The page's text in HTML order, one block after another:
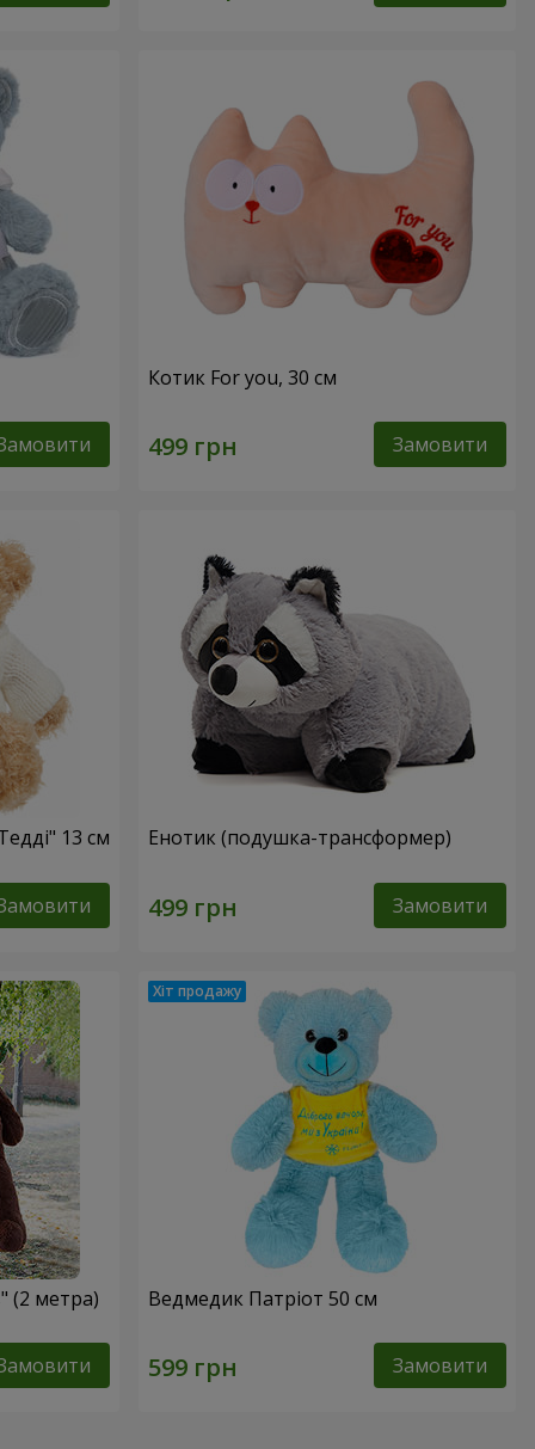
Котик For you, 30 см
Замовити
13 см Енотик (подушка-трансформер)
Замовити
(2 метра) Ведмедик Патріот 50 см
Замовити